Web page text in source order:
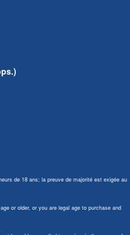
de 18 ans; la preuve de majorité est exigée au
or older, or you are legal age to purchase and